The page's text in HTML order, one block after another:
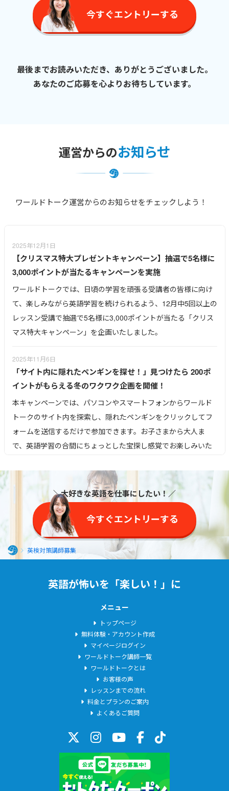
サービスに係る情報（ニュースレター、キャンペーン情報、
アンケート等）配信のため
講師応募者への情報提供、連絡、通知のため
らへの回答のため
顧客動向の分析、サービス改善のための調査分析のため
また、このページでは、セッション管理の目的でCookie情報を利
前項の目的の範囲内において、かつ、以下に記載する委託対象先
られる者及び協力会社を選定し、個人情報を厳重に且つ細心の注
意を払って管理することを義務付け、徹底いたします。
【委託対象先】
運送業者（キャンペーン等の物品配送のため）
事前にご本人さまに同意をいただけた場合、法令等により開示が
個人情報の登録は、皆様の自由な御判断に任されますが、個人情
報の一部を提供していただかない場合には、各種サービスご案内
御自身の個人情報について、利用目的の通知、開示、訂正、追
加、削除、利用停止、提供停止、消去の請求をおこなう場合は、
株式会社ライトアップ
管理グループマネージャー（個人情報保護管理者）（03-5784-
0700）
今すぐエントリーする
最後までお読みいただき、ありがとうございました。
あなたのご応募を心よりお待ちしています。
運営からのお知らせ
ワールドトーク運営からのお知らせをチェックしよう！
2025年12月1日
【クリスマス特大プレゼントキャンペーン】抽選で5名様に
3,000ポイントが当たるキャンペーンを実施
ワールドトークでは、日頃の学習を頑張る受講者の皆様に向け
て、楽しみながら英語学習を続けられるよう、12月中5回以上の
レッスン受講で抽選で5名様に3,000ポイントが当たる「クリス
マス特大キャンペーン」を企画いたしました。
2025年11月6日
「サイト内に隠れたペンギンを探せ！」見つけたら 200ポ
イントがもらえる冬のワクワク企画を開催！
本キャンペーンでは、パソコンやスマートフォンからワールド
トークのサイト内を探索し、隠れたペンギンをクリックしてフ
ォームを送信するだけで参加できます。お子さまから大人ま
で、英語学習の合間にちょっとした宝探し感覚でお楽しみいた
2025年11月1日
Kohay先生の「英検準２級絶対基礎力」「英検２級絶対基
礎力」開催
Kohay先生の「英検準２級絶対基礎力」「英検２級絶対基礎
力」開催します。英検準2級、2級を目指す方は是非ご利用くだ
さい。
2025年10月20日
す。TOEIC初心者の方にお勧めです。是非、ご参加ください。
Kohay先生の「英検２級直前パック」開催いたします
Kohay先生の「英検２級直前パック - Writing -」「英検２級直前
パック - Reading & Listening -」開催します。英検2級を目指す
方是非ご参加ください。
Akane先生の「英検準1級対策講座」開講！
Akane先生の「英検準1級対策講座」を開催します。英検準1級
を目指す方是非ご参加ください。
＼大好きな英語を仕事にしたい！／
今すぐエントリーする
英検対策講師募集
英語が怖いを「楽しい！」に
メニュー
トップページ
無料体験・アカウント作成
マイページログイン
ワールドトーク講師一覧
ワールドトークとは
お客様の声
レッスンまでの流れ
料金とプランのご案内
よくあるご質問